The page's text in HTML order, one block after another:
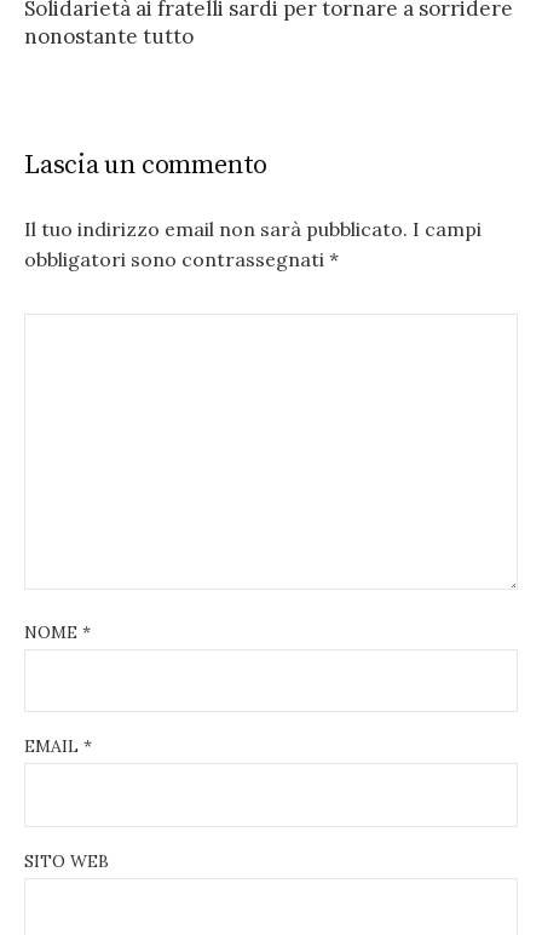
Solidarietà ai fratelli sardi per tornare a sorridere
nonostante tutto
Lascia un commento
Il tuo indirizzo email non sarà pubblicato. I campi
obbligatori sono contrassegnati *
NOME *
EMAIL *
SITO WEB